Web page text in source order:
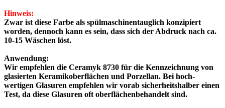
Hinweis:
Zwar ist diese Farbe als spülmaschinentauglich konzipiert
worden, dennoch kann es sein, dass sich der Abdruck nach ca.
10-15 Wäschen löst.
Anwendung:
Wir empfehlen die Ceramyk 8730 für die Kennzeichnung von
glasierten Keramik­oberflächen und Porzellan. Bei hoch­
wertigen Glasuren empfehlen wir vorab sicherheitshalber einen
Test, da diese Glasuren oft oberflächenbehandelt sind.